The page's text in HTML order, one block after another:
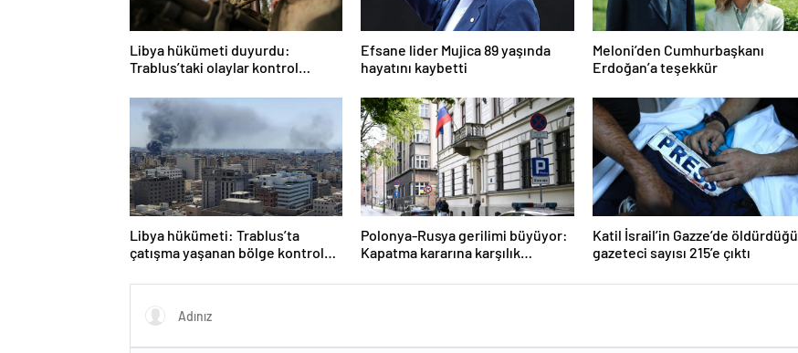
Libya hükümeti duyurdu:
Trablus’taki olaylar kontrol
Efsane lider Mujica 89 yaşında
hayatını kaybetti
Meloni’den Cumhurbaşkanı
Erdoğan’a teşekkür
Libya hükümeti: Trablus’ta
çatışma yaşanan bölge kontrol
Polonya-Rusya gerilimi büyüyor:
Kapatma kararına karşılık
Katil İsrail’in Gazze’de öldürdüğü
gazeteci sayısı 215’e çıktı